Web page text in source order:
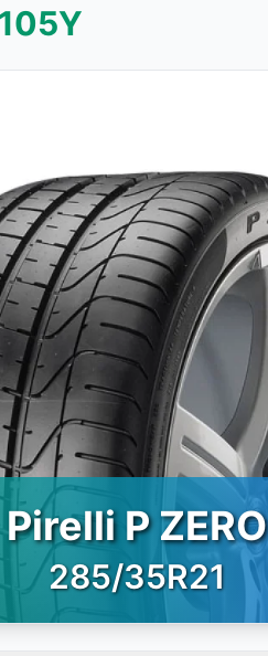
105Y
Pirelli P ZERO
285/35R21